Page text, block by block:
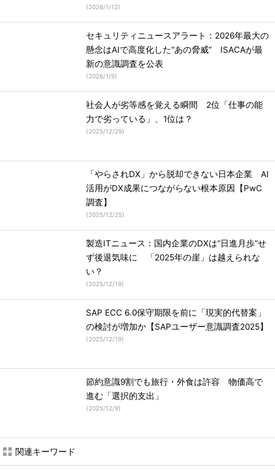
(2026/1/12)
セキュリティニュースアラート：2026年最大の
懸念はAIで高度化した“あの脅威” ISACAが最
新の意識調査を公表
(2026/1/9)
社会人が劣等感を覚える瞬間 2位「仕事の能
力で劣っている」、1位は？
(2025/12/29)
「やらされDX」から脱却できない日本企業 AI
活用がDX成果につながらない根本原因【PwC
調査】
(2025/12/25)
製造ITニュース：国内企業のDXは“日進月歩”せ
ず後退気味に 「2025年の崖」は越えられな
い？
(2025/12/19)
SAP ECC 6.0保守期限を前に「現実的代替案」
の検討が増加か【SAPユーザー意識調査2025】
(2025/12/19)
節約意識9割でも旅行・外食は許容 物価高で
進む「選択的支出」
(2025/12/9)
関連キーワード